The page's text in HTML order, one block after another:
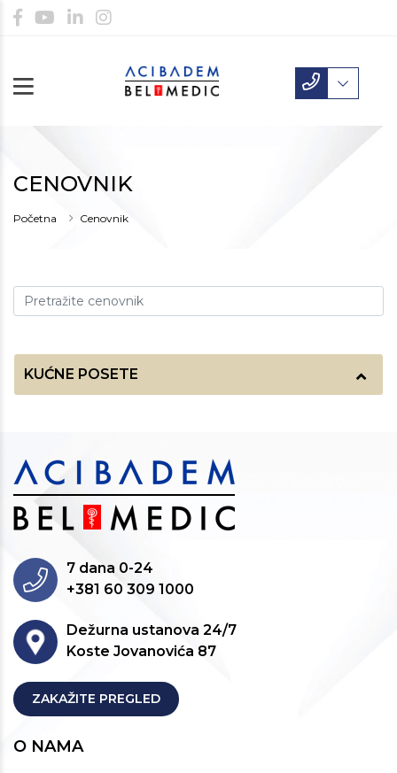
CENOVNIK
Početna Cenovnik
KUĆNE POSETE
7 dana 0-24
+381 60 309 1000
Dežurna ustanova 24/7
Koste Jovanovića 87
ZAKAŽITE PREGLED
O NAMA